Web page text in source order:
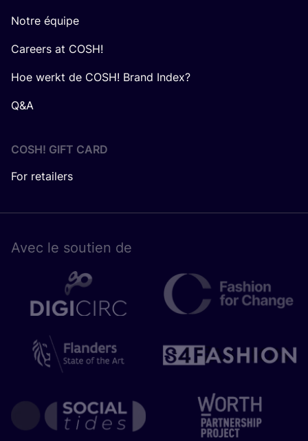
Notre équipe
Careers at COSH!
Hoe werkt de COSH! Brand Index?
Q&A
COSH! GIFT CARD
For retailers
Avec le sou­tien de